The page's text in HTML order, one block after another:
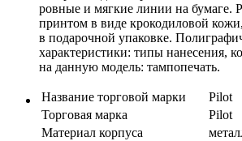
ровные и мягкие линии на бумаге.
принтом в виде крокодиловой кожи,
в подарочной упаковке.
характеристики: типы нанесения,
на данную модель: тампопечать.
Название торговой марки
Pilot
Торговая марка
Pilot
Материал корпуса